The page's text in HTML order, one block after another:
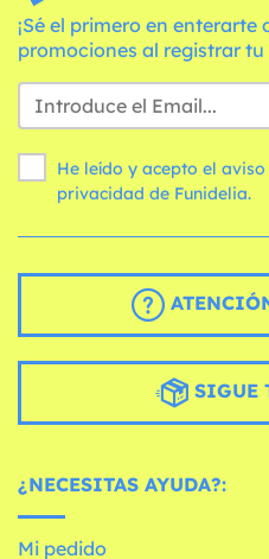
¡Sé el primero en enterarte
promociones al registrar
He leído y acepto el
privacidad de Funidelia.
SIGUE
¿NECESITAS AYUDA?:
Mi pedido